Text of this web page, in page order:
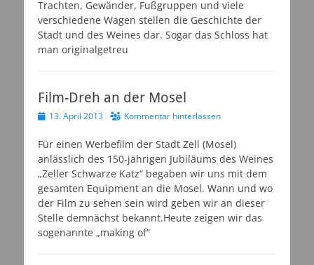
Trachten, Gewänder, Fußgruppen und viele
verschiedene Wagen stellen die Geschichte der
Stadt und des Weines dar. Sogar das Schloss hat
man originalgetreu
Film-Dreh an der Mosel
Veröffentlicht
13. April 2013 Kommentar hinterlassen
Für einen Werbefilm der Stadt Zell (Mosel)
anlässlich des 150-jährigen Jubiläums des Weines
„Zeller Schwarze Katz“ begaben wir uns mit dem
gesamten Equipment an die Mosel. Wann und wo
der Film zu sehen sein wird geben wir an dieser
Stelle demnächst bekannt.Heute zeigen wir das
sogenannte „making of“